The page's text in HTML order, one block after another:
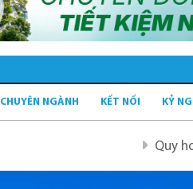
CHUYÊN NGÀNH KẾT NỐI KỶ
Quy hoạch và phát